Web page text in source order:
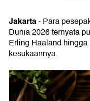
Jakarta- Para
Dunia 2026 ternyata
Erling Haaland
kesukaannya.